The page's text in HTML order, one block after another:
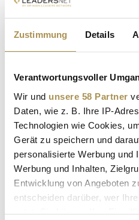
Zustimmung Details
Verantwortungsvoller
Wir und unsere 58 Partner
Daten, wie z. B. Ihre IP-
Technologien wie Cookies,
Gerät zu speichern und
personalisierte Werbung und
Werbung und Inhalten,
Entwicklung von Angeboten
entscheiden darüber, wer